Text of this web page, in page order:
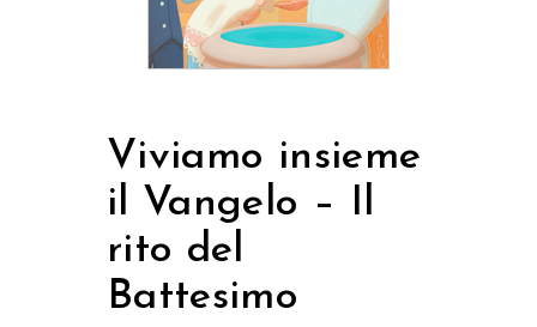
Viviamo insieme
il Vangelo – Il
rito del
Battesimo